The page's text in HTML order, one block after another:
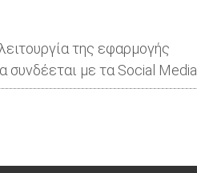
της εφαρμογής
συνδέεται με τα Social Media.